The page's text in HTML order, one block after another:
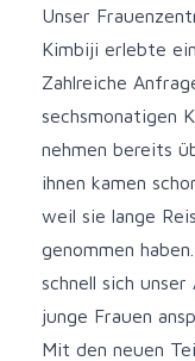
Unser
Kimbiji erlebte
Zahlreiche
sechsmonatigen
nehmen bereits
ihnen kamen
weil sie lange
genommen
schnell sich
junge Frauen
Mit den neuen